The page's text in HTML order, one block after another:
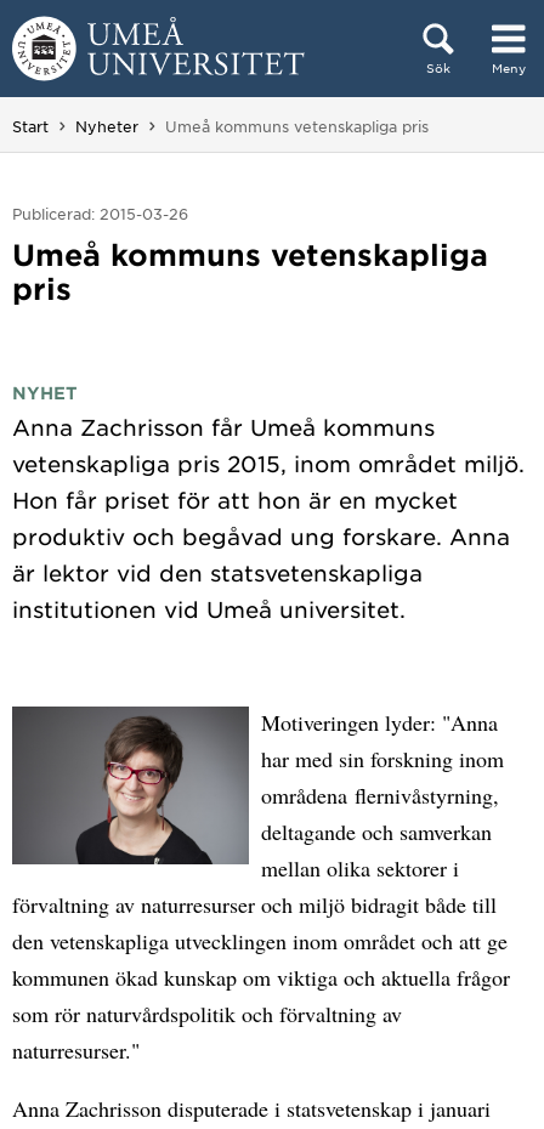
Hoppa direkt till innehållet
Sök Meny
Huvudmenyn dold.
Start Nyheter Du är här:
Umeå kommuns vetenskapliga pris
Publicerad: 2015-03-26
Umeå kommuns vetenskapliga
pris
NYHET
Anna Zachrisson får Umeå kommuns
vetenskapliga pris 2015, inom området miljö.
Hon får priset för att hon är en mycket
produktiv och begåvad ung forskare. Anna
är lektor vid den statsvetenskapliga
Motiveringen lyder: "Anna
har med sin forskning inom
områdena flernivåstyrning,
deltagande och samverkan
mellan olika sektorer i
förvaltning av naturresurser och miljö bidragit både till
den vetenskapliga utvecklingen inom området och att ge
kommunen ökad kunskap om viktiga och aktuella frågor
som rör naturvårdspolitik och förvaltning av
naturresurser."
Anna Zachrisson disputerade i statsvetenskap i januari